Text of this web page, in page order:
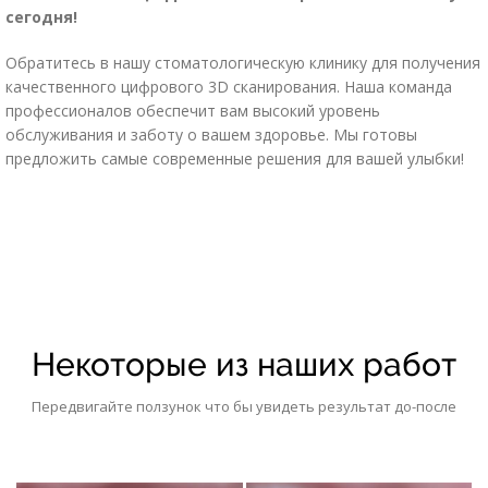
сегодня!
Обратитесь в нашу стоматологическую клинику для получения
качественного цифрового 3D сканирования. Наша команда
профессионалов обеспечит вам высокий уровень
обслуживания и заботу о вашем здоровье. Мы готовы
предложить самые современные решения для вашей улыбки!
Некоторые из наших работ
Передвигайте ползунок что бы увидеть результат до-после